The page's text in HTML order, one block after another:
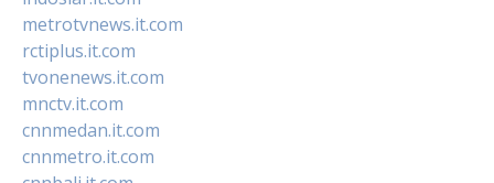
metrotvnews.it.com
rctiplus.it.com
tvonenews.it.com
mnctv.it.com
cnnmedan.it.com
cnnmetro.it.com